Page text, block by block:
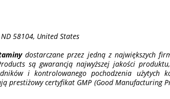
58104, United States
dostarczane przez jedną z największych
są gwarancją najwyższej jakości
i kontrolowanego pochodzenia użytych
prestiżowy certyfikat GMP (Good Manufacturing